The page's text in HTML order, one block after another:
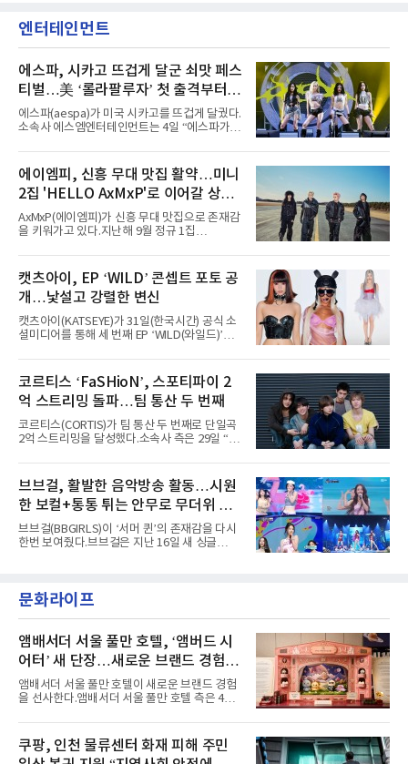
엔터테인먼트
에스파, 시카고 뜨겁게 달군 쇠맛 페스
티벌…美 ‘롤라팔루자’ 첫 출격부터
증명한 존재감
에스파(aespa)가 미국 시카고를 뜨겁게 달궜다.
소속사 에스엠엔터테인먼트는 4일 “에스파가
서 열린 ‘롤라팔루자 시카고’(Lollapalooza
Chicago)의 알리안츠 스테이지에 올랐다”며
“총 14곡으로 구성된 세트리스트를 선사, 데뷔 7
년 차다운 노련한 무대 매너와 파워풀한 에너지
로 현장의 분위기를 압도했다”고 밝혔다.1991
년 시작된 ‘롤라팔루자’는 8개 스테이지, 170여
팀의 아티스트와 40만 명 이상의 관객이 운집하
코르티스 등 K팝 스타들이 출연진 명단에 이름
을 올렸다.이날 에스파는
에이엠피, 신흥 무대 맛집 활약…미니
2집 'HELLO AxMxP'로 이어갈 상승
세
AxMxP(에이엠피)가 신흥 무대 맛집으로 존재감
을 키워가고 있다.지난해 9월 정규 1집
AxMxP는 데뷔 전부터 버스킹과 각종 페스티벌,
공연 무대에 오르며 실전 경험을 쌓아왔다.이들
은 소속사 패밀리 콘서트를 비롯해 '뷰티풀 민트
라이프 2025', '2025 부산국제록페스티벌' 등 대
형 무대에 잇달아 출연해 당찬 에너지와 풋풋한
매력으로 음악팬들의 눈도장을 찍었다.이후
AxMxP는 '카운트다운 판타지 2025-2026',
정적인 실력을 입증했고, 올해 '2026 어썸뮤직
페스티벌', '뷰티풀 민트 라이프 2026', '2026
캣츠아이, EP ‘WILD’ 콘셉트 포토 공
개…낯설고 강렬한 변신
캣츠아이(KATSEYE)가 31일(한국시간) 공식 소
셜미디어를 통해 세 번째 EP ‘WILD(와일드)’의
heart(와일드 하트)’라는 제목이 붙은 콘셉트 포
토에는 멤버들의 본능적이고 야성적인 면모가
강렬하게 담겼다. 짙은 아이섀도와 푸른빛·금빛·
붉은빛의 컬러 렌즈가 비현실적인 분위기를 자
아내고, 여러 원색이 불규칙하게 뒤섞인 멀티컬
러 헤어와 과감한 블루·블랙 립 메이크업이 낯설
고도 매혹적인 비주얼을 완성했다.스타일링 역
엣을 거침없이 결합했다. 멤버들은 각기 다른 개
성을 살린 스타일링을 선
코르티스 ‘FaSHioN’, 스포티파이 2
억 스트리밍 돌파…팀 통산 두 번째
코르티스(CORTIS)가 팀 통산 두 번째로 단일곡
2억 스트리밍을 달성했다.소속사 측은 29일 “코
벌 오디오·음원 스트리밍 플랫폼 스포티파이에
서 27일 자로 누적 재생 수 2억 회를 돌파했
다”고 밝혔다.곡이 발표된 지 약 10개월 만이다.
팀의 첫 번째 2억 스트리밍 곡은 동일 음반에 수
록된 ‘GO!’다. 이 노래는 공개 약 9개월 만인 지
난달 26일 자에 2억 고지를 밟았다. 이는 최근 5
년 내 데뷔한 보이그룹의 곡 중 최단기 2억 달성
했다. “내 티, 5 bucks 바지는, 만원” 등 멤버들
의 라이프 스타일
브브걸, 활발한 음악방송 활동…시원
한 보컬+통통 튀는 안무로 무더위 사
냥
브브걸(BBGIRLS)이 ‘서머 퀸’의 존재감을 다시
한번 보여줬다.브브걸은 지난 16일 새 싱글
MBC '쇼! 음악중심', SBS '인기가요' 등 주요 음
악방송 무대에 올라 화려한 퍼포먼스를 펼쳤다.
력을 앞세워 매 무대 색다른 볼거리를 선사했다.
특히 화사한 파스텔 톤의 비치웨어부터 청량한
마린룩, 햇살 아래 반짝이는 물결을 연상시키는
스커트, 강렬한 붉은 계열의 스타일링까지 각기
다른 매력을 선보였다. 브브걸은 다채로운 여름
패션을 완벽하게 소화하며 보
문화라이프
앰배서더 서울 풀만 호텔, ‘앰버드 시
어터’ 새 단장…새로운 브랜드 경험 선
사
앰배서더 서울 풀만 호텔이 새로운 브랜드 경험
을 선사한다.앰배서더 서울 풀만 호텔 측은 4일
이야기를 담은 인형 극장 콘셉트의 공간 ‘앰버드
시어터(Ambird Theater)’를 새롭게 선보인
다”고 밝혔다.앰배서더 서울 풀만 호텔은 로비
쿠팡, 인천 물류센터 화재 피해 주민